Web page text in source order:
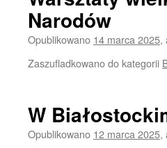
Narodów
Opublikowano 14 marca 2025,
Zaszufladkowano do kategorii
W
Opublikowano 12 marca 2025,